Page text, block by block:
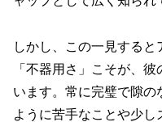
しかし、この一見すると
「不器用さ」こそが、
います。 常に完璧で隙の
ように苦手なことや少